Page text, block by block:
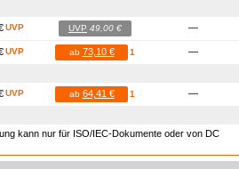
UVP UVP 49,00 € —
UVP ab 73,10 € 1 —
UVP ab 64,41 € 1 —
kann nur für ISO/IEC-Dokumente oder von DC